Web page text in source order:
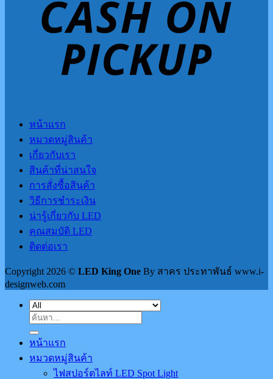
หน้าแรก
หมวดหมู่สินค้า
เกี่ยวกับเรา
สินค้าที่น่าสนใจ
การสั่งซื้อสินค้า
วิธีการชำระเงิน
น่ารู้เกี่ยวกับ LED
คุณสมบัติ LED
ติดต่อเรา
Copyright 2026 © LED King One By สาคร ประทาพันธ์ www.i-
designweb.com
ค้นหา:
หน้าแรก
หมวดหมู่สินค้า
ไฟสปอร์ตไลท์ LED Spot Light